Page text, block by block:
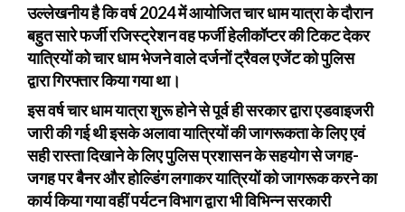
उल्लेखनीय है कि वर्ष 2024 में आयोजित चार धाम यात्रा के दौरान
बहुत सारे फर्जी रजिस्ट्रेशन वह फर्जी हेलीकॉप्टर की टिकट देकर
यात्रियों को चार धाम भेजने वाले दर्जनों ट्रैवल एजेंट को पुलिस
द्वारा गिरफ्तार किया गया था।
इस वर्ष चार धाम यात्रा शुरू होने से पूर्व ही सरकार द्वारा एडवाइजरी
जारी की गई थी इसके अलावा यात्रियों की जागरूकता के लिए एवं
सही रास्ता दिखाने के लिए पुलिस प्रशासन के सहयोग से जगह-
जगह पर बैनर और होल्डिंग लगाकर यात्रियों को जागरूक करने का
कार्य किया गया वहीं पर्यटन विभाग द्वारा भी विभिन्न सरकारी